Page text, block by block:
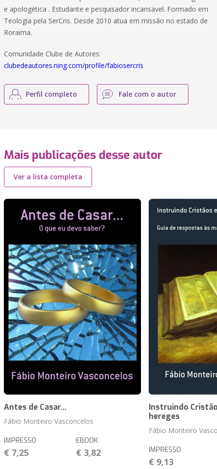
e apologética . Estudante e pesquisador incansavel. Formado em
Teologia pela SerCris. Desde 2010 atua em missão no estado de
Roraima.
Comunidade Clube de Autores:
clubedeautores.ning.com/profile/fabiosercris
Perfil completo Fale com o autor
Mais publicações desse autor
Ver a lista completa
Antes de Casar...
Fábio Monteiro Vasconcelos
IMPRESSO
€ 7,25
EBOOK
€ 3,82
Instruindo
hereges
Fábio Monteiro
IMPRESSO
€ 9,13